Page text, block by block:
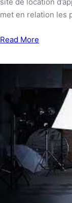
met en relation les
Read More